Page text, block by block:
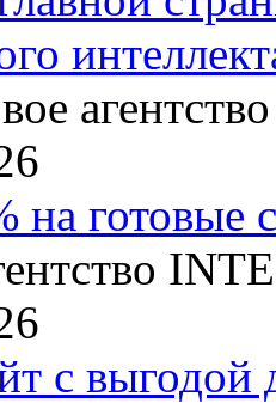
на готовые
с выгодой